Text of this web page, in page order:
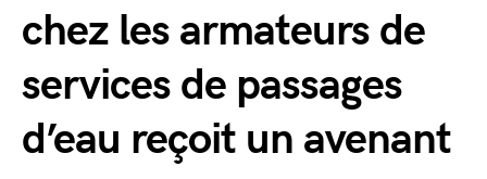
chez les armateurs de
services de passages
d’eau reçoit un avenant